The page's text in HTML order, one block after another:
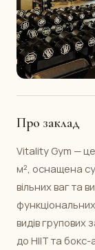
Про заклад
Vitality Gym —
м², оснащена
вільних ваг та
видів групових
до HIIT та бокс-